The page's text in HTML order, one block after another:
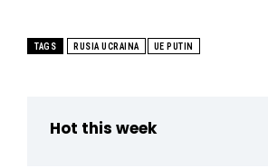
TAGS RUSIA UCRAINA UE PUTIN
Hot this week